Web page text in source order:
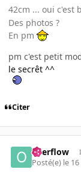
42cm ... oui c'est
Des photos ?
En pm
pm c'est petit
le secrêt ^^
Citer
overflow
Posté(e) le